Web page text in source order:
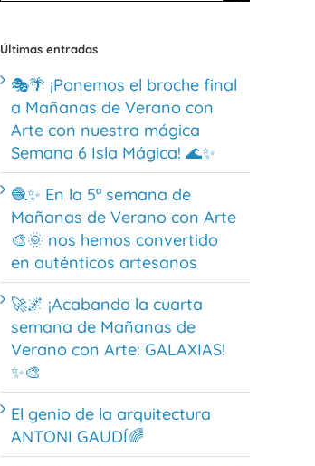
Últimas entradas
🎭🌴 ¡Ponemos el broche final
a Mañanas de Verano con
Arte con nuestra mágica
Semana 6 Isla Mágica! 🌊✨
🧶✨ En la 5ª semana de
Mañanas de Verano con Arte
🎨🌞 nos hemos convertido
en auténticos artesanos
🚀🌌 ¡Acabando la cuarta
semana de Mañanas de
Verano con Arte: GALAXIAS!
✨🎨
El genio de la arquitectura
ANTONI GAUDÍ🌈